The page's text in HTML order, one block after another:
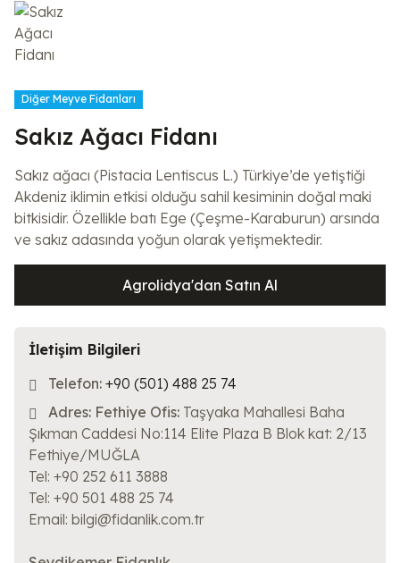
Diğer Meyve Fidanları
Sakız Ağacı Fidanı
Sakız ağacı (Pistacia Lentiscus L.) Türkiye’de yetiştiği
Akdeniz iklimin etkisi olduğu sahil kesiminin doğal maki
bitkisidir. Özellikle batı Ege (Çeşme-Karaburun) arsında
ve sakız adasında yoğun olarak yetişmektedir.
Agrolidya'dan Satın Al
İletişim Bilgileri
Telefon: +90 (501) 488 25 74
Adres: Fethiye Ofis: Taşyaka Mahallesi Baha
Şıkman Caddesi No:114 Elite Plaza B Blok kat: 2/13
Fethiye/MUĞLA
Tel: +90 252 611 3888
Tel: +90 501 488 25 74
Email: bilgi@fidanlik.com.tr